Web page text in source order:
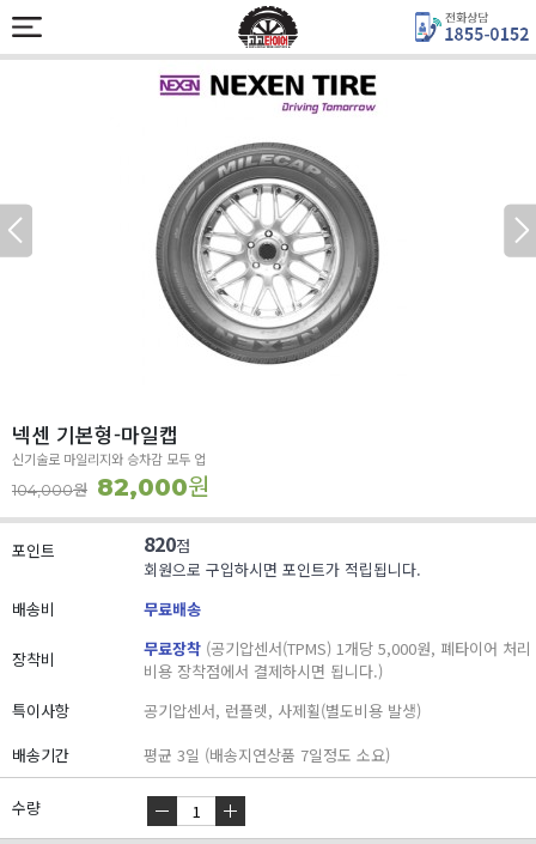
넥센 기본형-마일캡
신기술로 마일리지와 승차감 모두 업
104,000원 82,000원
포인트 820점
회원으로 구입하시면 포인트가 적립됩니다.
배송비
무료배송
장착비 무료장착 (공기압센서(TPMS) 1개당 5,000원, 폐타이어 처리
비용 장착점에서 결제하시면 됩니다.)
특이사항
공기압센서, 런플렛, 사제휠(별도비용 발생)
배송기간
평균 3일 (배송지연상품 7일정도 소요)
수량